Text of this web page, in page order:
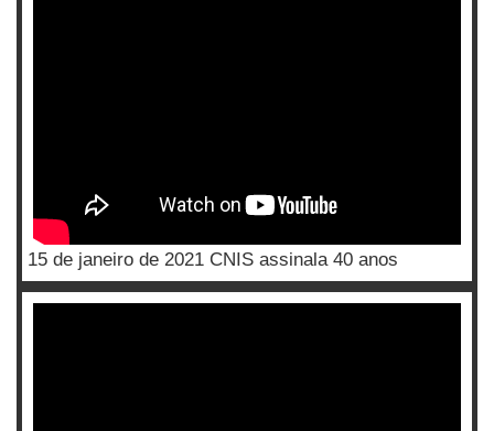
15 de janeiro de 2021 CNIS assinala 40 anos